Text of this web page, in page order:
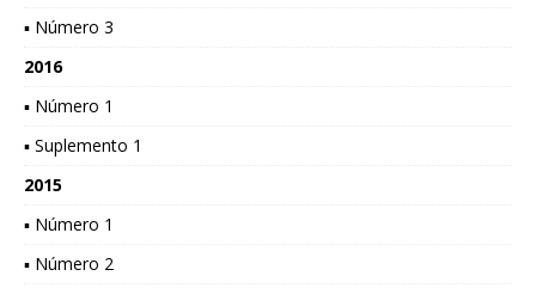
▪ Número 3
2016
▪ Número 1
▪ Suplemento 1
2015
▪ Número 1
▪ Número 2